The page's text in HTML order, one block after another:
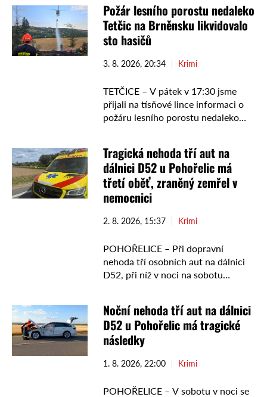
dopravních nehod překročil
hodnotu 540 případů a klesl …
Požár lesního porostu nedaleko
Tetčic na Brněnsku likvidovalo
sto hasičů
3. 8. 2026, 20:34 Krimi
TETČICE – V pátek v 17:30 jsme
přijali na tísňové lince informaci o
požáru lesního porostu nedaleko
terénu nechal velitel zásahu …
Tragická nehoda tří aut na
dálnici D52 u Pohořelic má
třetí oběť, zraněný zemřel v
nemocnici
2. 8. 2026, 15:37 Krimi
POHOŘELICE – Při dopravní
nehoda tří osobních aut na dálnici
D52, při níž v noci na sobotu
zraněných, …
Noční nehoda tří aut na dálnici
D52 u Pohořelic má tragické
následky
1. 8. 2026, 22:00 Krimi
POHOŘELICE – V sobotu v noci se